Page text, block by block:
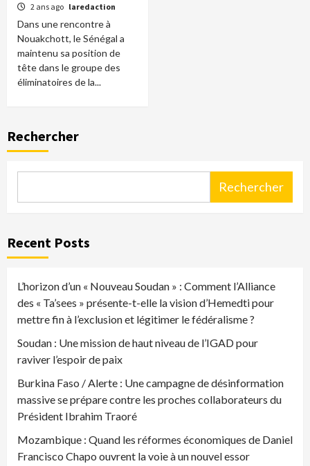
2 ans ago laredaction
Dans une rencontre à
Nouakchott, le Sénégal a
maintenu sa position de
tête dans le groupe des
éliminatoires de la...
Rechercher
Rechercher
Recent Posts
L’horizon d’un « Nouveau Soudan » : Comment l’Alliance
des « Ta’sees » présente-t-elle la vision d’Hemedti pour
mettre fin à l’exclusion et légitimer le fédéralisme ?
Soudan : Une mission de haut niveau de l’IGAD pour
raviver l’espoir de paix
Burkina Faso / Alerte : Une campagne de désinformation
massive se prépare contre les proches collaborateurs du
Président Ibrahim Traoré
Mozambique : Quand les réformes économiques de Daniel
Francisco Chapo ouvrent la voie à un nouvel essor